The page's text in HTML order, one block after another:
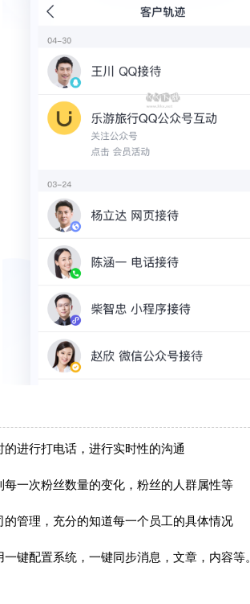
进行打电话，进行实时性的沟通
一次粉丝数量的变化，粉丝的人群属性等
管理，充分的知道每一个员工的具体情况
键配置系统，一键同步消息，文章，内容等。